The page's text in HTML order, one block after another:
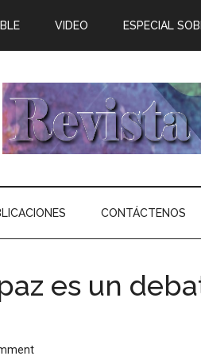
VIDEO ESPECIAL
CONTÁCTENOS
es un